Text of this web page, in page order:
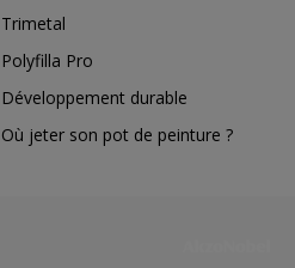
Trimetal
Polyfilla Pro
Développement durable
Où jeter son pot de peinture ?